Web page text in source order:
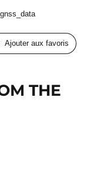
Ajouter aux favoris
THE